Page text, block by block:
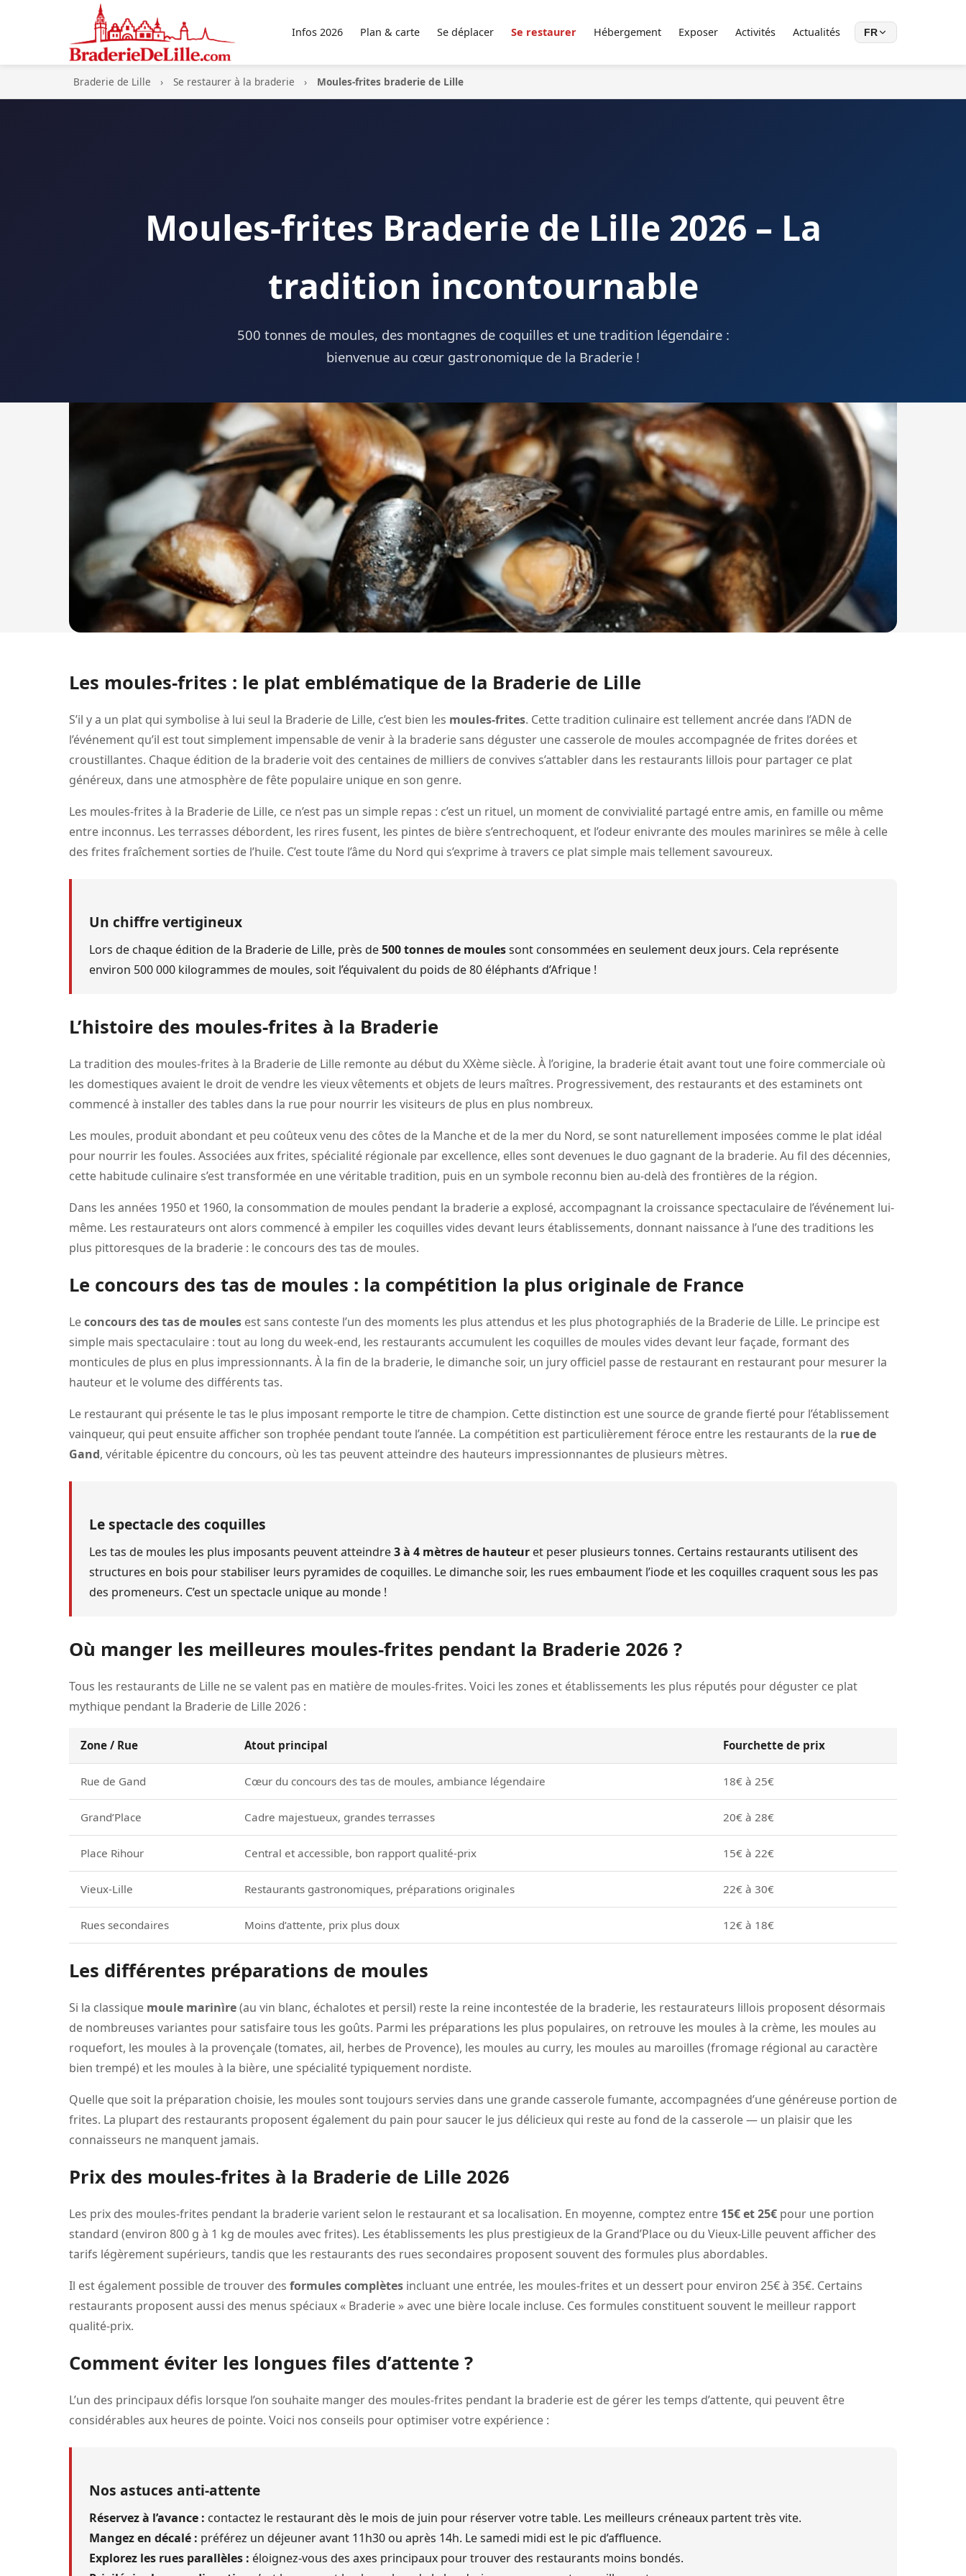
Infos 2026 Plan & carte Se déplacer Se restaurer Hébergement Exposer Activités Actualités FR
Braderie de Lille Se restaurer à la braderie Moules-frites braderie de Lille
Moules-frites Braderie de Lille 2026 – La
tradition incontournable
500 tonnes de moules, des montagnes de coquilles et une tradition légendaire :
bienvenue au cœur gastronomique de la Braderie !
Les moules-frites : le plat emblématique de la Braderie de Lille
S’il y a un plat qui symbolise à lui seul la Braderie de Lille, c’est bien les moules-frites. Cette tradition culinaire est tellement ancrée dans l’ADN de
l’événement qu’il est tout simplement impensable de venir à la braderie sans déguster une casserole de moules accompagnée de frites dorées et
croustillantes. Chaque édition de la braderie voit des centaines de milliers de convives s’attabler dans les restaurants lillois pour partager ce plat
généreux, dans une atmosphère de fête populaire unique en son genre.
Les moules-frites à la Braderie de Lille, ce n’est pas un simple repas : c’est un rituel, un moment de convivialité partagé entre amis, en famille ou même
entre inconnus. Les terrasses débordent, les rires fusent, les pintes de bière s’entrechoquent, et l’odeur enivrante des moules marinìres se mêle à celle
des frites fraîchement sorties de l’huile. C’est toute l’âme du Nord qui s’exprime à travers ce plat simple mais tellement savoureux.
Un chiffre vertigineux
Lors de chaque édition de la Braderie de Lille, près de500 tonnes de moulessont consommées en seulement deux jours. Cela représente
environ 500 000 kilogrammes de moules, soit l’équivalent du poids de 80 éléphants d’Afrique !
L’histoire des moules-frites à la Braderie
La tradition des moules-frites à la Braderie de Lille remonte au début du XXème siècle. À l’origine, la braderie était avant tout une foire commerciale où
les domestiques avaient le droit de vendre les vieux vêtements et objets de leurs maîtres. Progressivement, des restaurants et des estaminets ont
commencé à installer des tables dans la rue pour nourrir les visiteurs de plus en plus nombreux.
Les moules, produit abondant et peu coûteux venu des côtes de la Manche et de la mer du Nord, se sont naturellement imposées comme le plat idéal
pour nourrir les foules. Associées aux frites, spécialité régionale par excellence, elles sont devenues le duo gagnant de la braderie. Au fil des décennies,
cette habitude culinaire s’est transformée en une véritable tradition, puis en un symbole reconnu bien au-delà des frontières de la région.
Dans les années 1950 et 1960, la consommation de moules pendant la braderie a explosé, accompagnant la croissance spectaculaire de l’événement lui-
même. Les restaurateurs ont alors commencé à empiler les coquilles vides devant leurs établissements, donnant naissance à l’une des traditions les
plus pittoresques de la braderie : le concours des tas de moules.
Le concours des tas de moules : la compétition la plus originale de France
Leconcours des tas de moules est sans conteste l’un des moments les plus attendus et les plus photographiés de la Braderie de Lille. Le principe est
simple mais spectaculaire : tout au long du week-end, les restaurants accumulent les coquilles de moules vides devant leur façade, formant des
monticules de plus en plus impressionnants. À la fin de la braderie, le dimanche soir, un jury officiel passe de restaurant en restaurant pour mesurer la
hauteur et le volume des différents tas.
Le restaurant qui présente le tas le plus imposant remporte le titre de champion. Cette distinction est une source de grande fierté pour l’établissement
vainqueur, qui peut ensuite afficher son trophée pendant toute l’année. La compétition est particulièrement féroce entre les restaurants de la rue de
Gand, véritable épicentre du concours, où les tas peuvent atteindre des hauteurs impressionnantes de plusieurs mètres.
Le spectacle des coquilles
Les tas de moules les plus imposants peuvent atteindre3 à 4 mètres de hauteur et peser plusieurs tonnes. Certains restaurants utilisent des
structures en bois pour stabiliser leurs pyramides de coquilles. Le dimanche soir, les rues embaument l’iode et les coquilles craquent sous les pas
des promeneurs. C’est un spectacle unique au monde !
Où manger les meilleures moules-frites pendant la Braderie 2026 ?
Tous les restaurants de Lille ne se valent pas en matière de moules-frites. Voici les zones et établissements les plus réputés pour déguster ce plat
mythique pendant la Braderie de Lille 2026 :
Zone / Rue Atout principal Fourchette de prix
Rue de Gand Cœur du concours des tas de moules, ambiance légendaire 18€ à 25€
Grand’Place Cadre majestueux, grandes terrasses 20€ à 28€
Place Rihour Central et accessible, bon rapport qualité-prix 15€ à 22€
Vieux-Lille Restaurants gastronomiques, préparations originales 22€ à 30€
Rues secondaires Moins d’attente, prix plus doux 12€ à 18€
Les différentes préparations de moules
Si la classique moule marinìre(au vin blanc, échalotes et persil) reste la reine incontestée de la braderie, les restaurateurs lillois proposent désormais
de nombreuses variantes pour satisfaire tous les goûts. Parmi les préparations les plus populaires, on retrouve les moules à la crème, les moules au
roquefort, les moules à la provençale (tomates, ail, herbes de Provence), les moules au curry, les moules au maroilles (fromage régional au caractère
bien trempé) et les moules à la bière, une spécialité typiquement nordiste.
Quelle que soit la préparation choisie, les moules sont toujours servies dans une grande casserole fumante, accompagnées d’une généreuse portion de
frites. La plupart des restaurants proposent également du pain pour saucer le jus délicieux qui reste au fond de la casserole — un plaisir que les
connaisseurs ne manquent jamais.
Prix des moules-frites à la Braderie de Lille 2026
Les prix des moules-frites pendant la braderie varient selon le restaurant et sa localisation. En moyenne, comptez entre 15€ et 25€ pour une portion
standard (environ 800 g à 1 kg de moules avec frites). Les établissements les plus prestigieux de la Grand’Place ou du Vieux-Lille peuvent afficher des
tarifs légèrement supérieurs, tandis que les restaurants des rues secondaires proposent souvent des formules plus abordables.
Il est également possible de trouver des formules complètes incluant une entrée, les moules-frites et un dessert pour environ 25€ à 35€. Certains
restaurants proposent aussi des menus spéciaux « Braderie » avec une bière locale incluse. Ces formules constituent souvent le meilleur rapport
qualité-prix.
Comment éviter les longues files d’attente ?
L’un des principaux défis lorsque l’on souhaite manger des moules-frites pendant la braderie est de gérer les temps d’attente, qui peuvent être
considérables aux heures de pointe. Voici nos conseils pour optimiser votre expérience :
Nos astuces anti-attente
Réservez à l’avance : contactez le restaurant dès le mois de juin pour réserver votre table. Les meilleurs créneaux partent très vite.
Mangez en décalé : préférez un déjeuner avant 11h30 ou après 14h. Le samedi midi est le pic d’affluence.
Explorez les rues parallèles : éloignez-vous des axes principaux pour trouver des restaurants moins bondés.